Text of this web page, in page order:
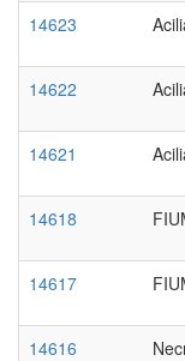
14623
14622
14621
14618
14617
14616